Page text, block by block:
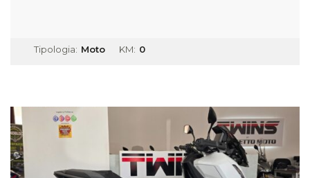
Tipologia: Moto KM: 0